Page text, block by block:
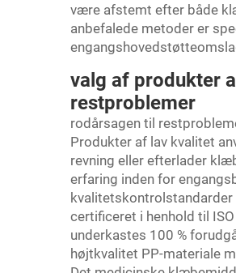
være afstemt efter både
anbefalede metoder er
valg af produkter
restproblemer
rodårsagen til
Produkter af lav kvalitet
revning eller efterlader
erfaring inden for
certificeret i henhold til
underkastes 100 %
højtkvalitet PP-materiale